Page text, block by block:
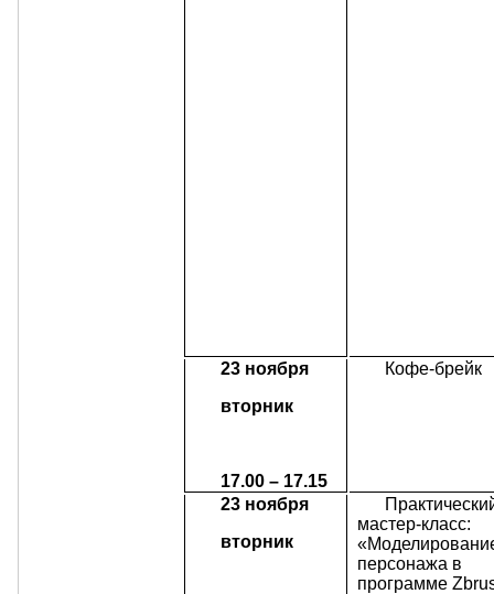
23 ноября
вторник
17.00 – 17.15
Кофе-брейк
23 ноября
вторник
мастер-класс:
персонажа в
программе